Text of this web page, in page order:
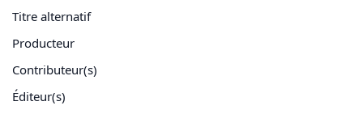
Titre alternatif
Producteur
Contributeur(s)
Éditeur(s)